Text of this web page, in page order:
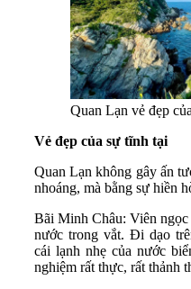
Quan Lạn vẻ đẹp
Vẻ đẹp của sự tĩnh tại
Quan Lạn không gây ấn
nhoáng, mà bằng sự hiền
Bãi Minh Châu: Viên
nước trong vắt. Đi dạo
cái lạnh nhẹ của nước
nghiệm rất thực, rất thảnh